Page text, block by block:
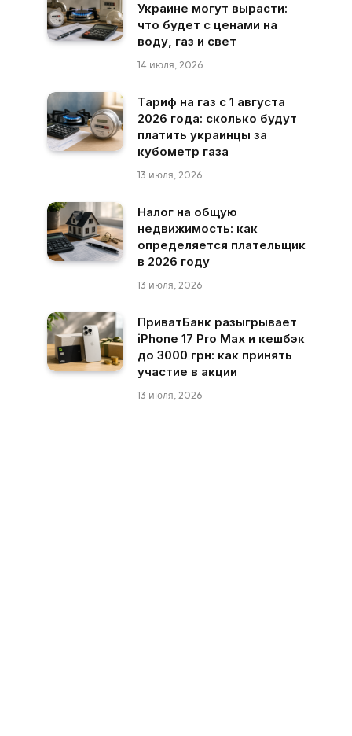
Украине могут вырасти:
что будет с ценами на
воду, газ и свет
14 июля, 2026
Тариф на газ с 1 августа
2026 года: сколько будут
платить украинцы за
кубометр газа
13 июля, 2026
Налог на общую
недвижимость: как
определяется плательщик
в 2026 году
13 июля, 2026
ПриватБанк разыгрывает
iPhone 17 Pro Max и кешбэк
до 3000 грн: как принять
участие в акции
13 июля, 2026